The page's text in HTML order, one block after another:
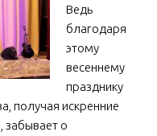
Ведь
благодаря
этому
весеннему
празднику
получая искренние
забывает о